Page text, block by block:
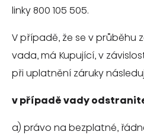
linky 800 105 505.
V případě, že se v průběhu
vada, má Kupující, v
při uplatnění záruky
v případě vady
a) právo na bezplatné,